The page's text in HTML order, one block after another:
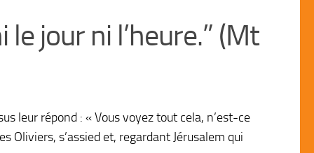
jour ni l’heure.” (Mt
leur répond : « Vous voyez tout cela, n’est-ce
Oliviers, s’assied et, regardant Jérusalem qui